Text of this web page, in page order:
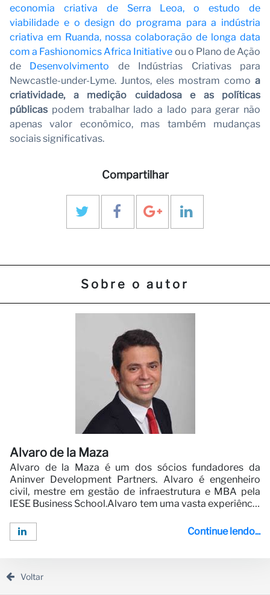
economia criativa de Serra Leoa, o estudo de
viabilidade e o design do programa para a indústria
criativa em Ruanda, nossa colaboração de longa data
com a Fashionomics Africa Initiative ou o Plano de Ação
de Desenvolvimento de Indústrias Criativas para
Newcastle-under-Lyme. Juntos, eles mostram como a
criatividade, a medição cuidadosa e as políticas
públicas podem trabalhar lado a lado para gerar não
apenas valor econômico, mas também mudanças
sociais significativas.
Compartilhar
Sobre o autor
Alvaro de la Maza
Alvaro de la Maza é um dos sócios fundadores da
Aninver Development Partners. Alvaro é engenheiro
civil, mestre em gestão de infraestrutura e MBA pela
IESE Business School.Alvaro tem uma vasta experiência
trabalhou e liderou vários projetos de consultoria para
clientes como o Banco Mundial, o Banco Africano de
plataformas de inteligência...
Continue lendo...
Voltar